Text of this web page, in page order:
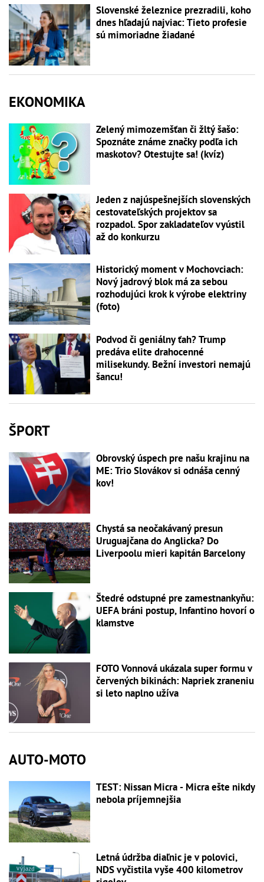
Slovenské železnice prezradili, koho
dnes hľadajú najviac: Tieto profesie
sú mimoriadne žiadané
EKONOMIKA
Zelený mimozemšťan či žltý šašo:
Spoznáte známe značky podľa ich
maskotov? Otestujte sa! (kvíz)
Jeden z najúspešnejších slovenských
cestovateľských projektov sa
rozpadol. Spor zakladateľov vyústil
až do konkurzu
Historický moment v Mochovciach:
Nový jadrový blok má za sebou
rozhodujúci krok k výrobe elektriny
(foto)
Podvod či geniálny ťah? Trump
predáva elite drahocenné
milisekundy. Bežní investori nemajú
šancu!
ŠPORT
Obrovský úspech pre našu krajinu na
ME: Trio Slovákov si odnáša cenný
kov!
Chystá sa neočakávaný presun
Uruguajčana do Anglicka? Do
Liverpoolu mieri kapitán Barcelony
Štedré odstupné pre zamestnankyňu:
UEFA bráni postup, Infantino hovorí o
klamstve
FOTO Vonnová ukázala super formu v
červených bikinách: Napriek zraneniu
si leto naplno užíva
AUTO-MOTO
TEST: Nissan Micra - Micra ešte nikdy
nebola príjemnejšia
Letná údržba diaľnic je v polovici,
NDS vyčistila vyše 400 kilometrov